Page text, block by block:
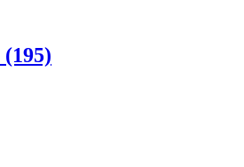
(195)